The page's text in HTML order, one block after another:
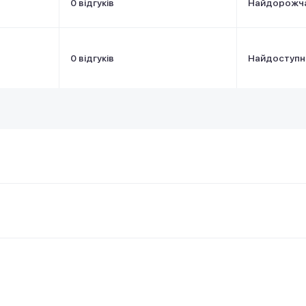
0 відгуків
0 відгуків